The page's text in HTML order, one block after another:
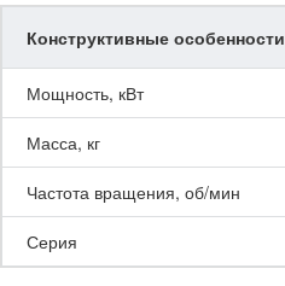
Конструктивные особенности
Мощность, кВт
Масса, кг
Частота вращения, об/мин
Серия